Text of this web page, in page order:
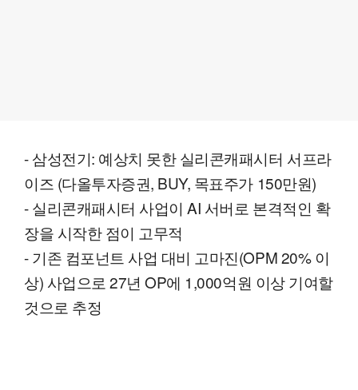
- 삼성전기: 예상치 못한 실리콘캐패시터 서프라
이즈 (다올투자증권, BUY, 목표주가 150만원)
- 실리콘캐패시터 사업이 AI 서버로 본격적인 확
장을 시작한 점이 고무적
- 기존 컴포넌트 사업 대비 고마진(OPM 20% 이
상) 사업으로 27년 OP에 1,000억원 이상 기여할
것으로 추정